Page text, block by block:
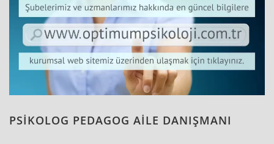
PSİKOLOG PEDAGOG AİLE DANIŞMANI